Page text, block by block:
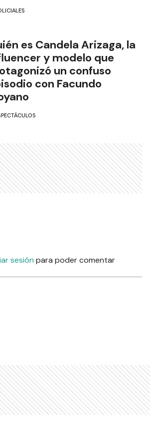
es Candela Arizaga, la
y modelo que
un confuso
con Facundo
sesión para poder comentar